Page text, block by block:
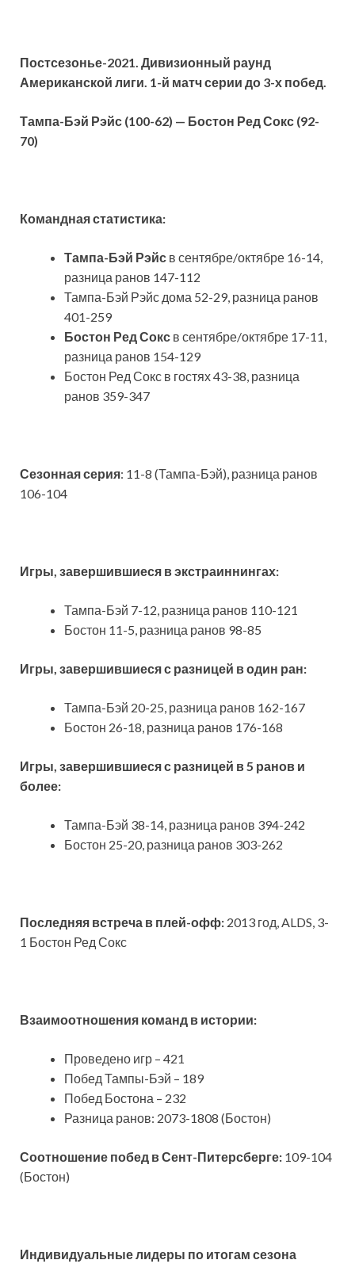
Постсезонье-2021. Дивизионный раунд
Американской лиги. 1-й матч серии до 3-х побед.
Тампа-Бэй Рэйс (100-62) — Бостон Ред Сокс (92-
70)
Командная статистика:
Тампа-Бэй Рэйс в сентябре/октябре 16-14,
разница ранов 147-112
Тампа-Бэй Рэйс дома 52-29, разница ранов
401-259
Бостон Ред Сокс в сентябре/октябре 17-11,
разница ранов 154-129
Бостон Ред Сокс в гостях 43-38, разница
ранов 359-347
Сезонная серия: 11-8 (Тампа-Бэй), разница ранов
106-104
Игры, завершившиеся в экстраиннингах:
Тампа-Бэй 7-12, разница ранов 110-121
Бостон 11-5, разница ранов 98-85
Игры, завершившиеся с разницей в один ран:
Тампа-Бэй 20-25, разница ранов 162-167
Бостон 26-18, разница ранов 176-168
Игры, завершившиеся с разницей в 5 ранов и
более:
Тампа-Бэй 38-14, разница ранов 394-242
Бостон 25-20, разница ранов 303-262
Последняя встреча в плей-офф: 2013 год, ALDS, 3-
1 Бостон Ред Сокс
Взаимоотношения команд в истории:
Проведено игр – 421
Побед Тампы-Бэй – 189
Побед Бостона – 232
Разница ранов: 2073-1808 (Бостон)
Соотношение побед в Сент-Питерсберге: 109-104
(Бостон)
Индивидуальные лидеры по итогам сезона